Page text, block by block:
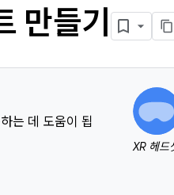
만들기
는 데 도움이 됩
XR 헤드